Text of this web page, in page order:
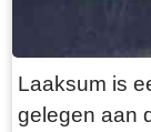
Laaksum is
gelegen aan